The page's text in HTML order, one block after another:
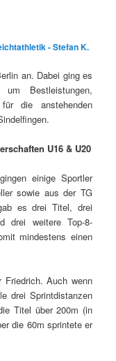
- Stefan K.
an. Dabei ging es
Bestleistungen,
die anstehenden
U16 & U20
einige Sportler
sowie aus der TG
es drei Titel, drei
drei weitere Top-8-
mindestens einen
Friedrich. Auch wenn
drei Sprintdistanzen
Titel über 200m (in
die 60m sprintete er